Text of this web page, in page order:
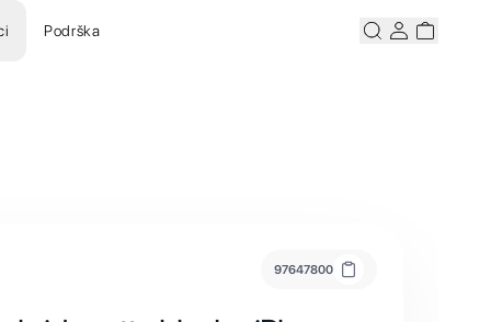
Podrška PretražiKorisnicki
97647800